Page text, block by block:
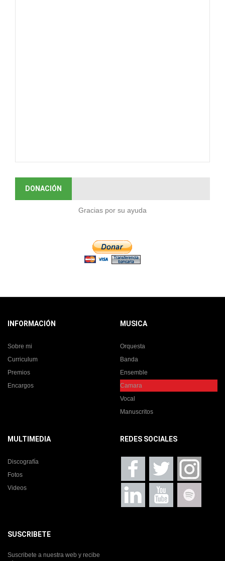
DONACIÓN
Gracias por su ayuda
INFORMACIÓN
Sobre mi
Curriculum
Premios
Encargos
MUSICA
Orquesta
Banda
Ensemble
Camara
Vocal
Manuscritos
MULTIMEDIA
Discografía
Fotos
Videos
REDES SOCIALES
SUSCRIBETE
Suscribete a nuestra web y recibe